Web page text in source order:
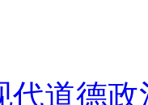
代道德政